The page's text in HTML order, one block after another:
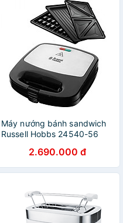
Máy nướng bánh sandwich
Russell Hobbs 24540-56
2.690.000 đ